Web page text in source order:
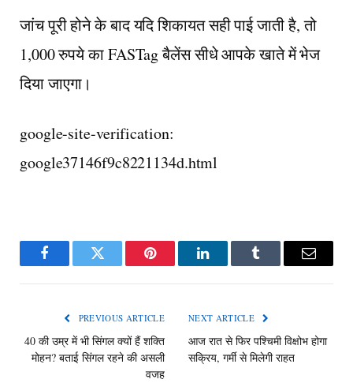
जांच पूरी होने के बाद यदि शिकायत सही पाई जाती है, तो
1,000 रुपये का FASTag बैलेंस सीधे आपके खाते में भेज
दिया जाएगा।
google-site-verification:
google37146f9c8221134d.html
FacebookTwitter Pinterest LinkedInTumblr Email
PREVIOUS ARTICLE
40 की उम्र में भी सिंगल क्यों हैं शक्ति
मोहन? बताई सिंगल रहने की असली
वजह
NEXT ARTICLE
आज रात से फिर पश्चिमी विक्षोभ होगा
सक्रिय, गर्मी से मिलेगी राहत